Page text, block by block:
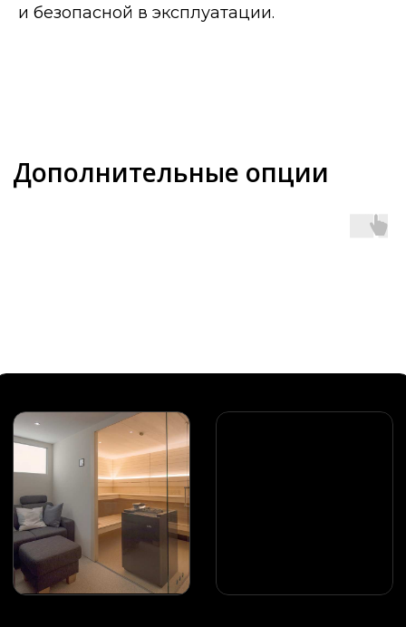
и безопасной в эксплуатации.
ПРОВЕРИТЬ ДИЛЕРА
ОСТАВИТЬ ЗАЯВКУ